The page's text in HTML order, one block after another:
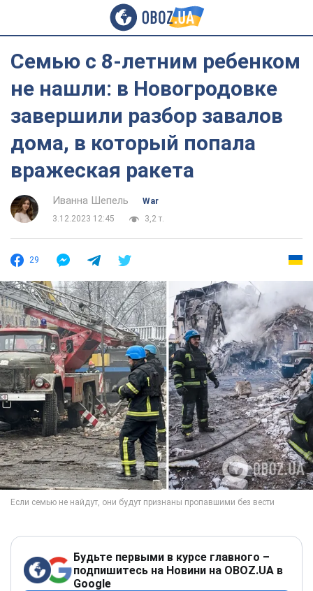
Семью с 8-летним ребенком
не нашли: в Новогродовке
завершили разбор завалов
дома, в который попала
вражеская ракета
Иванна Шепель
War
3.12.2023 12:45
3,2 т.
29
Будьте первыми в курсе главного –
подпишитесь на Новини на OBOZ.UA в
Google